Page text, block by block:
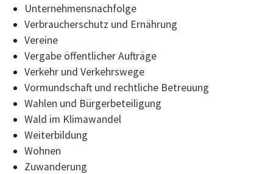
Unternehmensnachfolge
Verbraucherschutz und Ernährung
Vereine
Vergabe öffentlicher Aufträge
Verkehr und Verkehrswege
Vormundschaft und rechtliche Betreuung
Wahlen und Bürgerbeteiligung
Wald im Klimawandel
Weiterbildung
Wohnen
Zuwanderung